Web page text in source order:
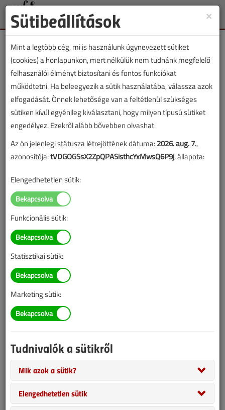
Toggle
VGF&HKL cikkvásárlás
Kültéri egység nélküli, kb. 2 KW-os
klímaberendezések című cikk vásárlása
sikeres online elektronikus fizetést követően azonnal
aktiválódik. A hozzáférése nem évül el.
A rendeléshez kérjük, lépjen be!
Illetve, ha még nem tette meg, kérjük, regisztráljon!
Tudnivalók az online cikkvásárlásról
Van más mód ahhoz, hogy hozzáférjek egy cikkhez?
is?
Meddig érvényes a hozzáférés a megvásárolt cikkhez?
VGF&HKL előfizetés
×
Sütibeállítások
Mint a legtöbb cég, mi is használunk úgynevezett sütiket
(cookies) a honlapunkon, mert nélkülük nem tudnánk megfelelő
felhasználói élményt biztosítani és fontos funkciókat
működtetni. Ha beleegyezik a sütik használatába, válassza azok
elfogadását. Önnek lehetősége van a feltétlenül szükséges
sütiken kívül egyénileg kiválasztani, hogy milyen típusú sütiket
engedélyez. Ezekről alább bővebben olvashat.
Az ön jelenlegi státusza létrejöttének dátuma:2026. aug. 7.,
azonosítója:tVDGOGSsX2ZpQPASisthcYxMwsQ6P9j, állapota:
Elengedhetetlen sütik:
Funkcionális sütik:
Statisztikai sütik:
Marketing sütik:
Tudnivalók a sütikről
Mik azok a sütik?
Elengedhetetlen sütik